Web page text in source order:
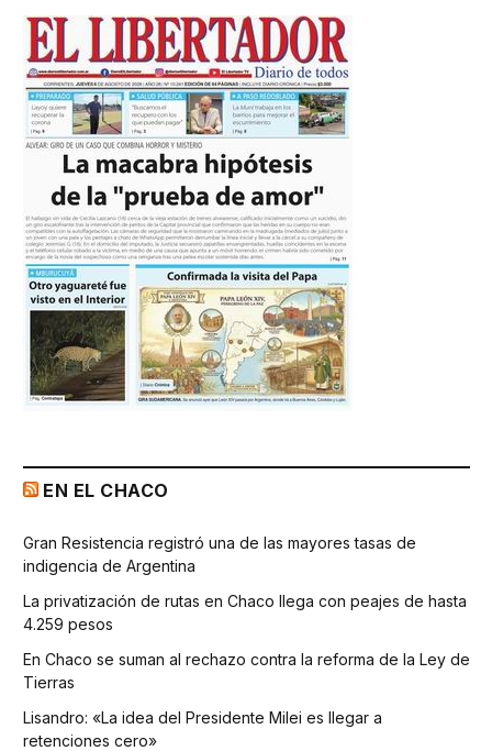
EN EL CHACO
Gran Resistencia registró una de las mayores tasas de
indigencia de Argentina
La privatización de rutas en Chaco llega con peajes de hasta
4.259 pesos
En Chaco se suman al rechazo contra la reforma de la Ley de
Tierras
Lisandro: «La idea del Presidente Milei es llegar a
retenciones cero»